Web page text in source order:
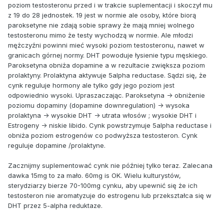
poziom testosteronu przed i w trakcie suplementacji i skoczył mu
z 19 do 28 jednostek. 19 jest w normie ale osoby, które biorą
paroksetyne nie zdają sobie sprawy że mają mniej wolnego
testosteronu mimo że testy wychodzą w normie. Ale młodzi
mężczyźni powinni mieć wysoki poziom testosteronu, nawet w
granicach górnej normy. DHT powoduje łysienie typu męskiego.
Paroksetyna obniża dopamine a w rezultacie zwiększa poziom
prolaktyny. Prolaktyna aktywuje 5alpha reductase. Sądzi się, że
cynk reguluje hormony ale tylko gdy jego poziom jest
odpowiednio wysoki. Upraszaczając. Paroksetyna -> obniżenie
poziomu dopaminy (dopamine downregulation) -> wysoka
prolaktyna -> wysokie DHT -> utrata włosów ; wysokie DHT i
Estrogeny -> niskie libido. Cynk powstrzymuje 5alpha reductase i
obniża poziom estrogenów co podwyższa testosteron. Cynk
reguluje dopamine /prolaktyne.
Zacznijmy suplementować cynk nie później tylko teraz. Zalecana
dawka 15mg to za mało. 60mg is OK. Wielu kulturystów,
sterydziarzy bierze 70-100mg cynku, aby upewnić się że ich
testosteron nie aromatyzuje do estrogenu lub przekształca się w
DHT przez 5-alpha reduktaze.